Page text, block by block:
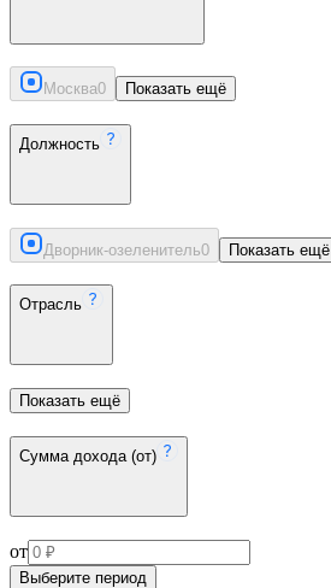
Москва0 Показать ещё
Должность
Дворник-озеленитель0 Показать ещё
Отрасль
Показать ещё
Сумма дохода (от)
от
Выберите период